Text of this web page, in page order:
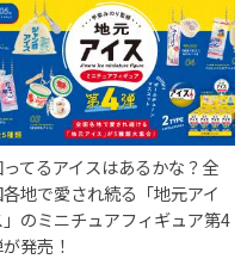
ってるアイスはあるかな？全
各地で愛され続る「地元アイ
」のミニチュアフィギュア第4
発売！